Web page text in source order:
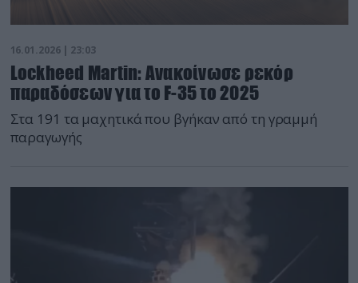
16.01.2026 | 23:03
Lockheed Martin: Ανακοίνωσε ρεκόρ
παραδόσεων για το F-35 το 2025
Στα 191 τα μαχητικά που βγήκαν από τη γραμμή
παραγωγής